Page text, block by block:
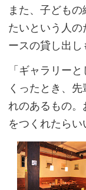
また、子ども
たいという人
ースの貸し出し
「ギャラリー
くったとき、
れのあるもの
をつくれたらい